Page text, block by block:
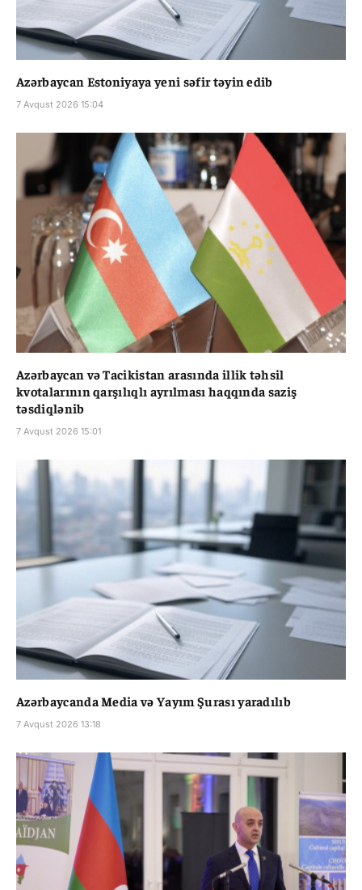
Azərbaycan Estoniyaya yeni səfir təyin edib
7 Avqust 2026 15:04
Azərbaycan və Tacikistan arasında illik təhsil
kvotalarının qarşılıqlı ayrılması haqqında saziş
təsdiqlənib
7 Avqust 2026 15:01
Azərbaycanda Media və Yayım Şurası yaradılıb
7 Avqust 2026 13:18